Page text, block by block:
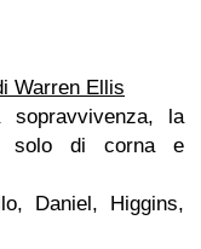
Warren Ellis
la
solo di corna e
Daniel, Higgins,